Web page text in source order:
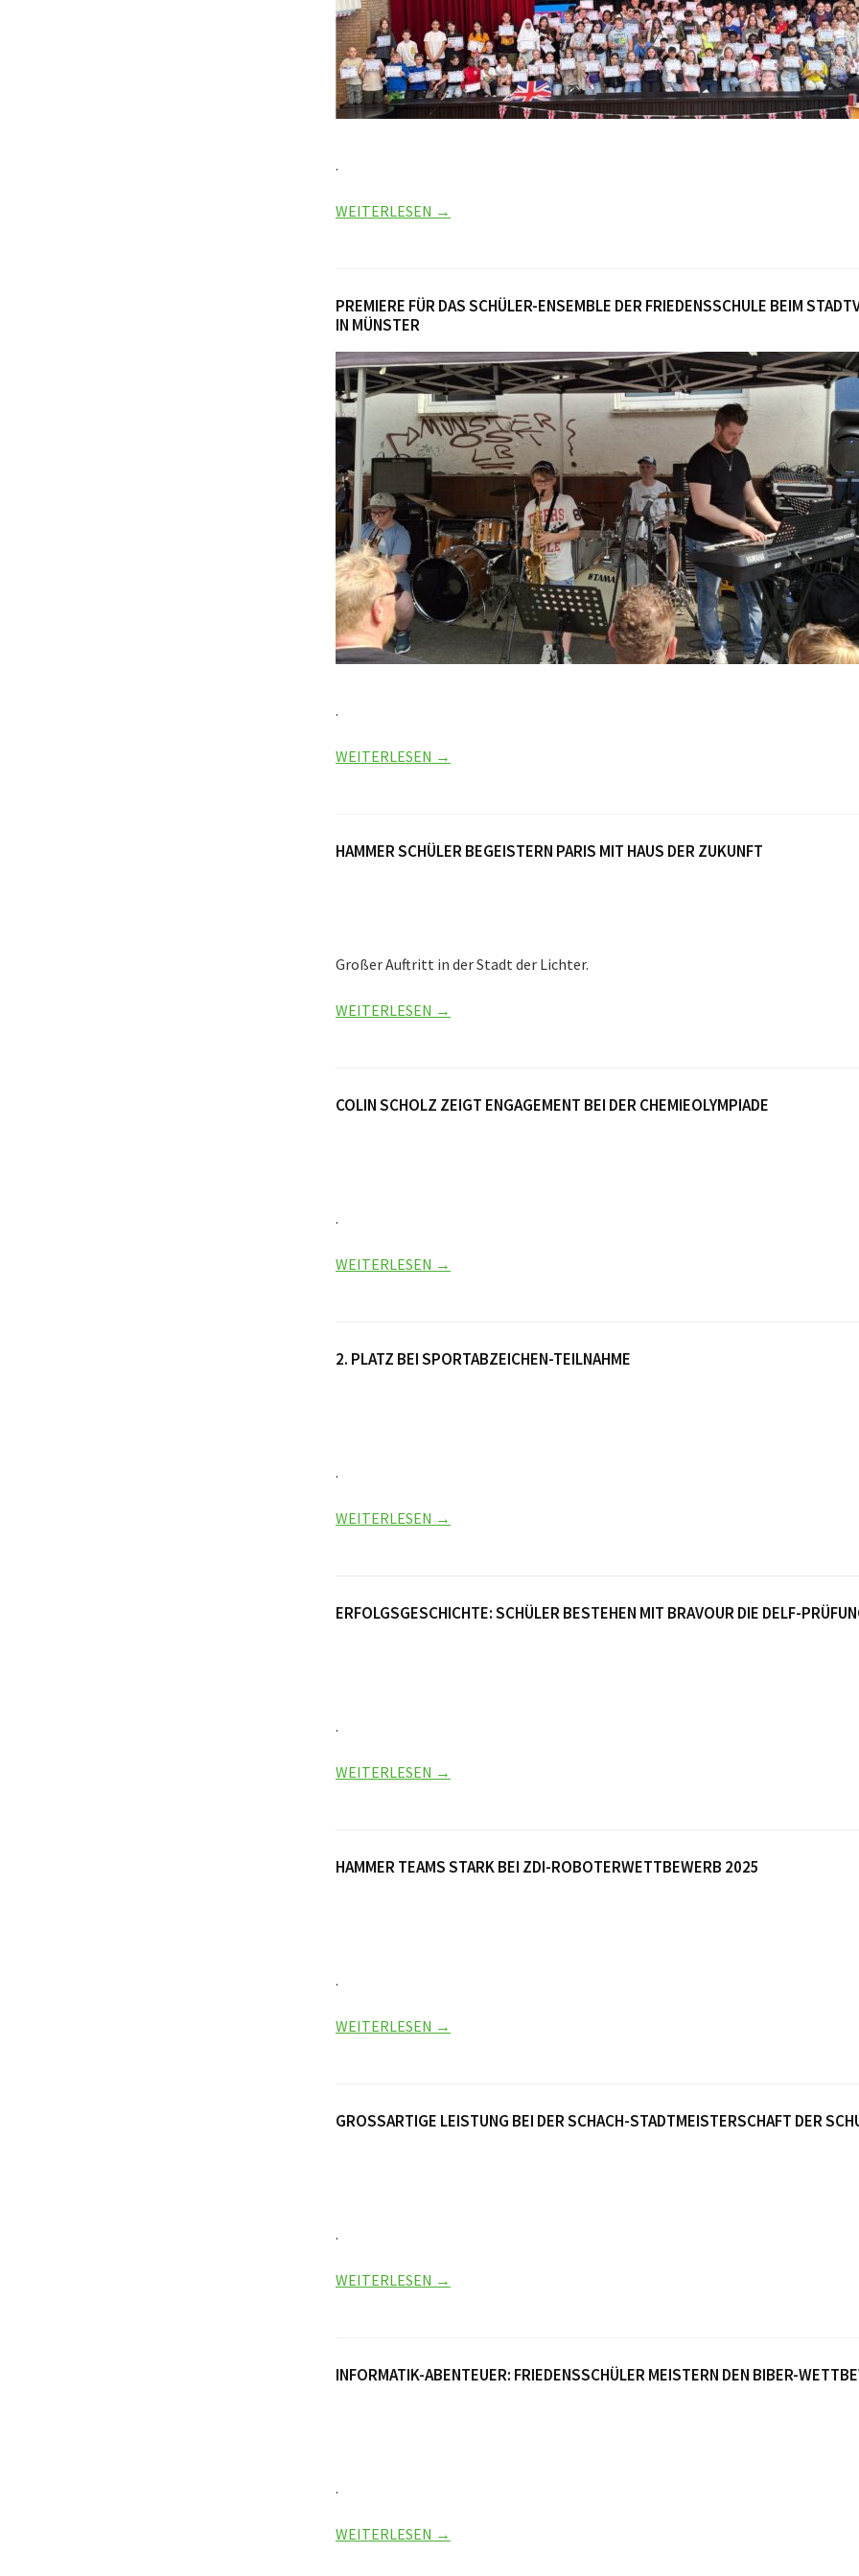
.
WEITERLESEN →
PREMIERE FÜR DAS SCHÜLER-ENSEMBLE DER FRIEDENSSCHULE BEIM
IN MÜNSTER
.
WEITERLESEN →
HAMMER SCHÜLER BEGEISTERN PARIS MIT HAUS DER ZUKUNFT
Großer Auftritt in der Stadt der Lichter.
WEITERLESEN →
COLIN SCHOLZ ZEIGT ENGAGEMENT BEI DER CHEMIEOLYMPIADE
.
WEITERLESEN →
2. PLATZ BEI SPORTABZEICHEN-TEILNAHME
.
WEITERLESEN →
ERFOLGSGESCHICHTE: SCHÜLER BESTEHEN MIT BRAVOUR DIE DELF-
.
WEITERLESEN →
HAMMER TEAMS STARK BEI ZDI-ROBOTERWETTBEWERB 2025
.
WEITERLESEN →
GROSSARTIGE LEISTUNG BEI DER SCHACH-STADTMEISTERSCHAFT DER
.
WEITERLESEN →
INFORMATIK-ABENTEUER: FRIEDENSSCHÜLER MEISTERN DEN BIBER-
.
WEITERLESEN →